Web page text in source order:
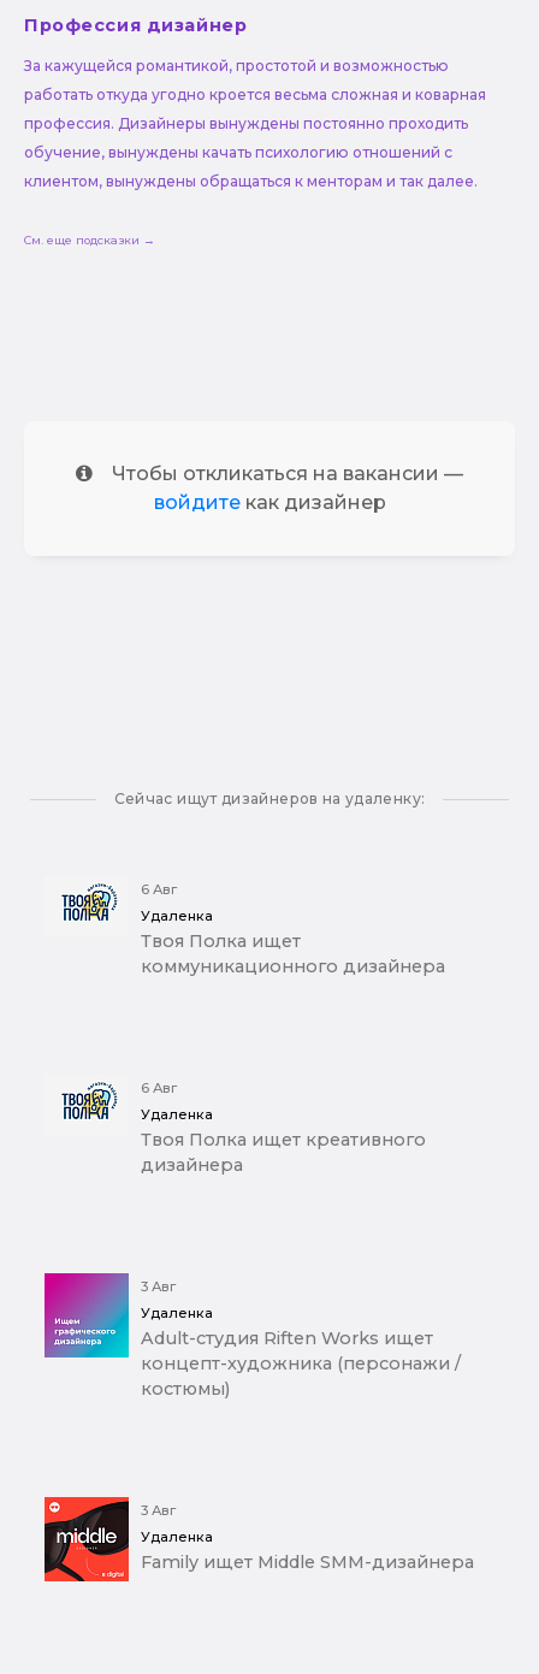
Профессия дизайнер
За кажущейся романтикой, простотой и возможностью
работать откуда угодно кроется весьма сложная и коварная
профессия. Дизайнеры вынуждены постоянно проходить
обучение, вынуждены качать психологию отношений с
клиентом, вынуждены обращаться к менторам и так далее.
См. еще подсказки →
Чтобы откликаться на вакансии —
войдитекак дизайнер
Сейчас ищут дизайнеров на удаленку:
6 Авг
Удаленка
Твоя Полка ищет
коммуникационного дизайнера
6 Авг
Удаленка
Твоя Полка ищет креативного
дизайнера
3 Авг
Удаленка
Adult-студия Riften Works ищет
концепт-художника (персонажи /
костюмы)
3 Авг
Удаленка
Family ищет Middle SMM-дизайнера